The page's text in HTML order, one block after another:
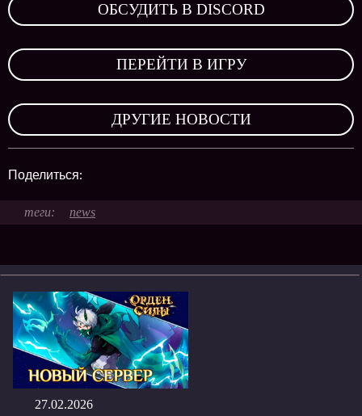
ОБСУДИТЬ В DISCORD
ПЕРЕЙТИ В ИГРУ
ДРУГИЕ НОВОСТИ
Поделиться:
news
27.02.2026